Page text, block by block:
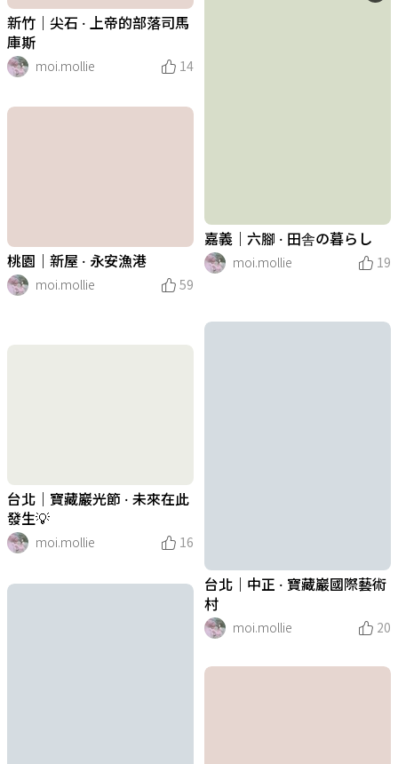
新竹｜尖石 · 上帝的部落司馬
庫斯
moi.mollie
14
嘉義｜六腳 · 田舎の暮らし
moi.mollie
19
桃園｜新屋 · 永安漁港
moi.mollie
59
台北｜中正 · 寶藏巖國際藝術
村
moi.mollie
20
台北｜寶藏巖光節 · 未來在此
發生💡
moi.mollie
16